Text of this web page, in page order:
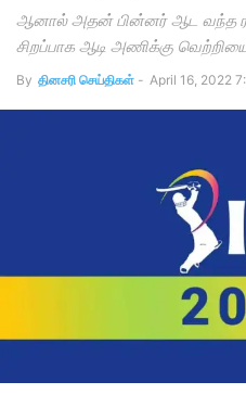
ஆனால் அதன் பின்னர் ஆட வந்த
சிறப்பாக ஆடி அணிக்கு
By தினசரி செய்திகள் - April 16, 2022